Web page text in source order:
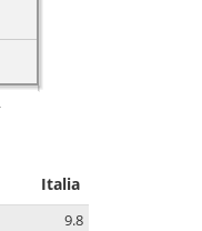
Italia
9.8